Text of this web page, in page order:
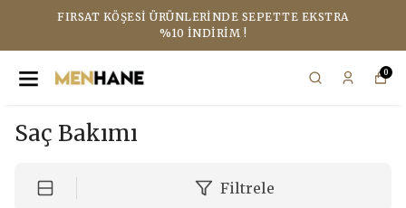
FIRSAT KÖŞESI ÜRÜNLERINDE SEPETTE EKSTRA
%10 İNDIRIM !
0
Saç Bakımı
Filtrele